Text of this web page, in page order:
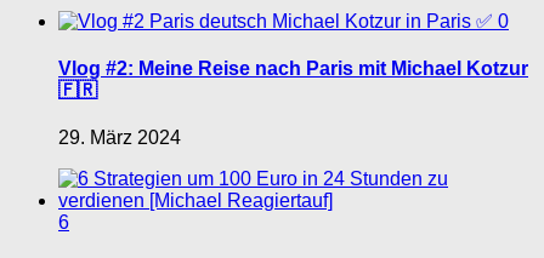
0
Vlog #2: Meine Reise nach Paris mit Michael Kotzur
🇫🇷
29. März 2024
6